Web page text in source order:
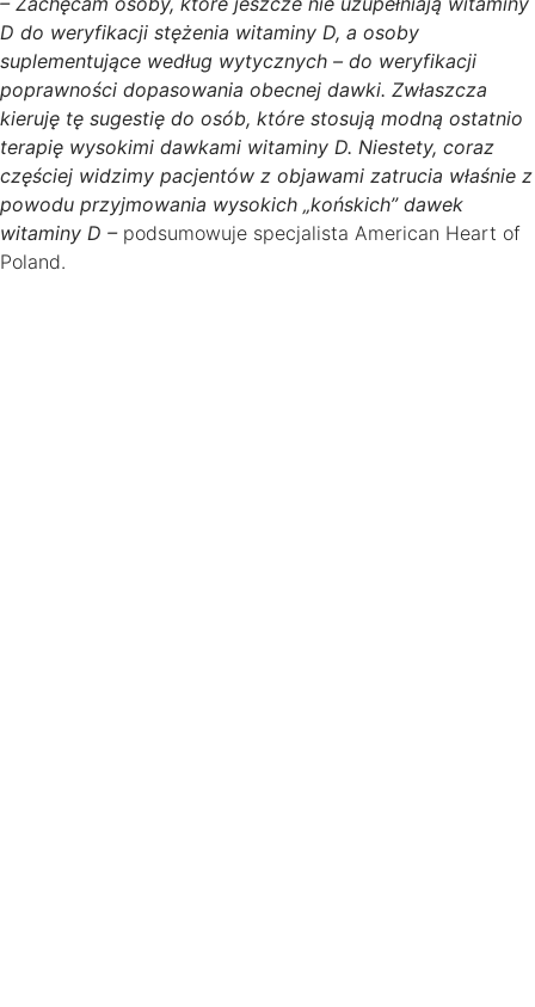
D do weryfikacji stężenia witaminy D, a osoby
suplementujące według wytycznych – do weryfikacji
poprawności dopasowania obecnej dawki. Zwłaszcza
kieruję tę sugestię do osób, które stosują modną ostatnio
terapię wysokimi dawkami witaminy D. Niestety, coraz
częściej widzimy pacjentów z objawami zatrucia właśnie z
powodu przyjmowania wysokich „końskich” dawek
witaminy D –podsumowuje specjalista American Heart of
Poland.